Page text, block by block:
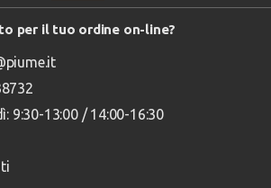
per il tuo ordine on-line?
9:30-13:00 / 14:00-16:30